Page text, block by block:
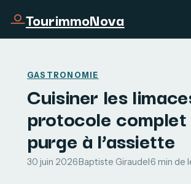
TourimmoNova
GASTRONOMIE
Cuisiner les
protocole complet
purge à l’assiette
30 juin 2026·Baptiste Giraudel·6 min de